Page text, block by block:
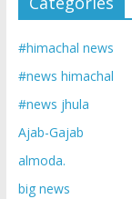
#himachal news
#news himachal
#news jhula
Ajab-Gajab
almoda.
big news